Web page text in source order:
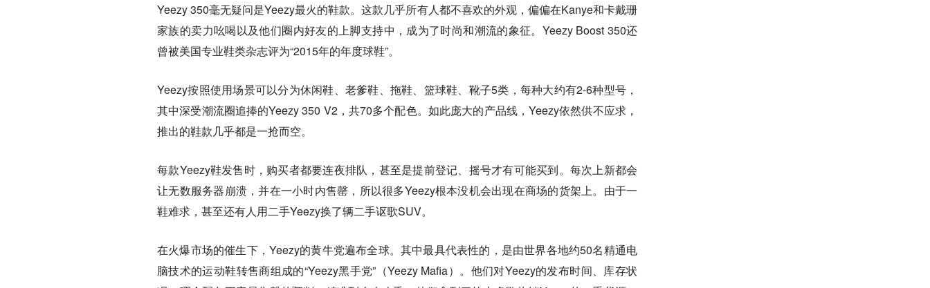
Yeezy 350毫无疑问是Yeezy最火的鞋款。这款几乎所有人都不喜欢的外观，偏偏在Kanye和卡戴珊
家族的卖力吆喝以及他们圈内好友的上脚支持中，成为了时尚和潮流的象征。Yeezy Boost 350还
曾被美国专业鞋类杂志评为“2015年的年度球鞋”。
Yeezy按照使用场景可以分为休闲鞋、老爹鞋、拖鞋、篮球鞋、靴子5类，每种大约有2-6种型号，
其中深受潮流圈追捧的Yeezy 350 V2，共70多个配色。如此庞大的产品线，Yeezy依然供不应求，
推出的鞋款几乎都是一抢而空。
每款Yeezy鞋发售时，购买者都要连夜排队，甚至是提前登记、摇号才有可能买到。每次上新都会
让无数服务器崩溃，并在一小时内售罄，所以很多Yeezy根本没机会出现在商场的货架上。由于一
鞋难求，甚至还有人用二手Yeezy换了辆二手讴歌SUV。
在火爆市场的催生下，Yeezy的黄牛党遍布全球。其中最具代表性的，是由世界各地约50名精通电
脑技术的运动鞋转售商组成的“Yeezy黑手党”（Yeezy Mafia）。他们对Yeezy的发布时间、库存状